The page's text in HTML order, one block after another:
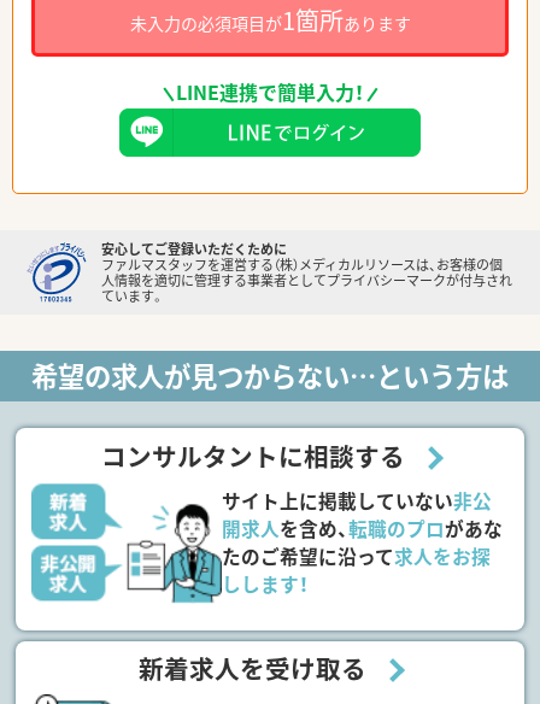
未入力の必須項目が1箇所あります
LINE連携で簡単入力！
安心してご登録いただくために
ファルマスタッフを運営する（株）メディカルリソースは、お客様の個
人情報を適切に管理する事業者としてプライバシーマークが付与され
ています。
希望の求人が見つからない…という方は
コンサルタントに相談する
サイト上に掲載していない非公
開求人を含め、転職のプロがあな
たのご希望に沿って求人をお探
しします！
新着求人を受け取る